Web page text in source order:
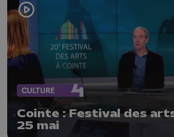
CULTURE
Cointe : Festival des
25 mai